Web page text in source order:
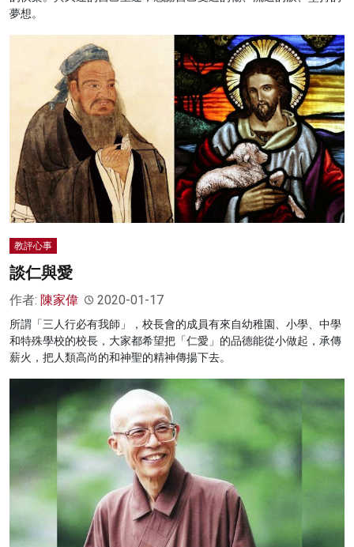
夢想。
教評心事
談仁與愛
作者: 陳家偉 2020-01-17
所謂「三人行必有我師」，校長會的成員有來自幼稚園、小學、中學
和特殊學校的校長，大家都希望把「仁愛」的品德能從小做起，承傳
薪火，把人類高尚的和神聖的精神傳揚下去。